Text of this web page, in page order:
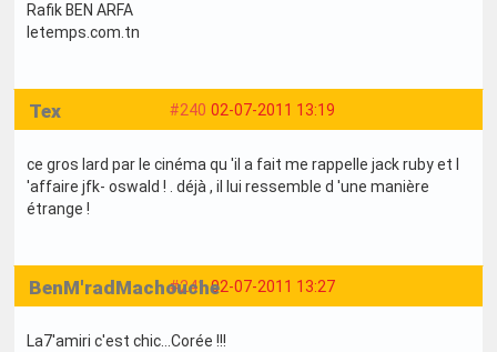
Rafik BEN ARFA
letemps.com.tn
#240 02-07-2011 13:19
Tex
ce gros lard par le cinéma qu 'il a fait me rappelle jack ruby et l
'affaire jfk- oswald ! . déjà , il lui ressemble d 'une manière
étrange !
#241 02-07-2011 13:27
BenM'radMachouche
La7'amiri c'est chic...Corée !!!